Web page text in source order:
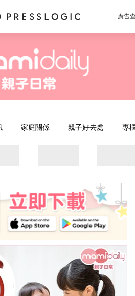
廣告
家庭關係 親子好去處 專